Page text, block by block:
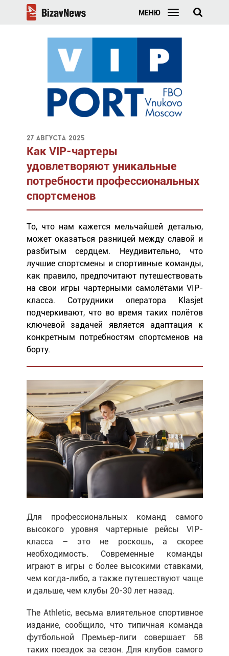
МЕНЮ
27 августа 2025
Как VIP-чартеры
удовлетворяют уникальные
потребности профессиональных
спортсменов
То, что нам кажется мельчайшей деталью,
может оказаться разницей между славой и
разбитым сердцем. Неудивительно, что
лучшие спортсмены и спортивные команды,
как правило, предпочитают путешествовать
на свои игры чартерными самолётами VIP-
класса. Сотрудники оператора Klasjet
подчеркивают, что во время таких полётов
ключевой задачей является адаптация к
конкретным потребностям спортсменов на
борту.
Для профессиональных команд самого
высокого уровня чартерные рейсы VIP-
класса – это не роскошь, а скорее
необходимость. Современные команды
играют в игры с более высокими ставками,
чем когда-либо, а также путешествуют чаще
и дальше, чем клубы 20-30 лет назад.
The Athletic, весьма влиятельное спортивное
издание, сообщило, что типичная команда
футбольной Премьер-лиги совершает 58
таких поездок за сезон. Для клубов самого